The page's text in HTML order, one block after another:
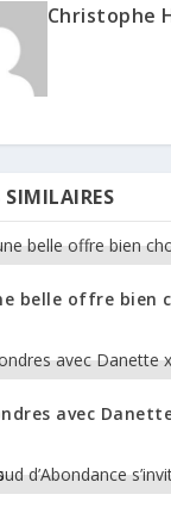
Christophe
SIMILAIRES
belle offre bien
avec